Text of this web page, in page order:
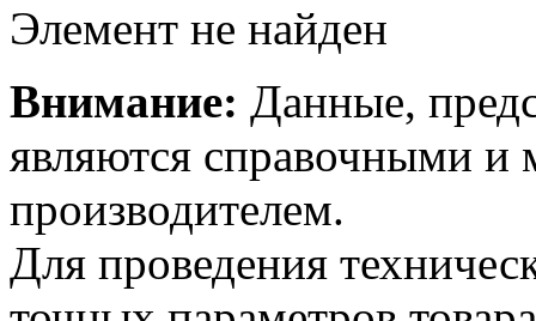
Элемент не найден
Внимание: Данные,
являются справочными и
производителем.
Для проведения